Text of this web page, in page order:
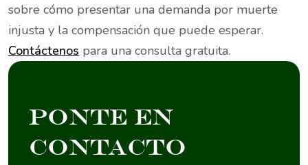
sobre cómo presentar una demanda por muerte
injusta y la compensación que puede esperar.
Contáctenos para una consulta gratuita.
ponte en
contacto